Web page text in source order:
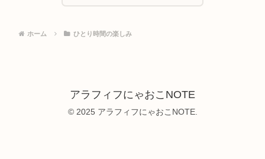
ホーム ひとり時間の楽しみ
アラフィフにゃおこNOTE
© 2025 アラフィフにゃおこNOTE.